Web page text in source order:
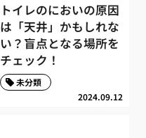
トイレのにおいの原因
は「天井」かもしれな
い？盲点となる場所を
チェック！
2024.09.12
未分類